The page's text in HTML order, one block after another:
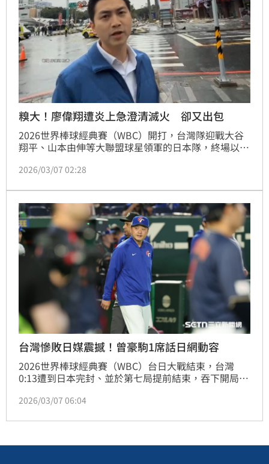
糗大！廖偉翔遭炎上急澄清滅火 卻又出包
2026世界棒球經典賽（WBC）開打，台灣隊迎戰大谷
翔平、山本由伸等大聯盟球星領軍的日本隊，終場以
算，國民黨立委廖偉翔卻反嗆「編多少（預算）能贏大
「運動歸運動，政治歸政治。」還說他先前的留言，是
想指出預算與比賽勝負不應被簡單畫上等號。不過隨
後，卻又把體育部降格稱為「體育署」，風波持續延燒
中。
2026/03/07 02:28
台灣慘敗日媒震撼！曾豪駒1席話日網動容
2026世界棒球經典賽（WBC）台日大戰結束，台灣
0:13遭到日本完封、並於第七局提前結束，吞下開局二
日本則是在二局上狂灌10分，改寫過去經典賽單局最多
隊總教練曾豪駒賽後一席話讓日本球迷也動容。
2026/03/07 06:04